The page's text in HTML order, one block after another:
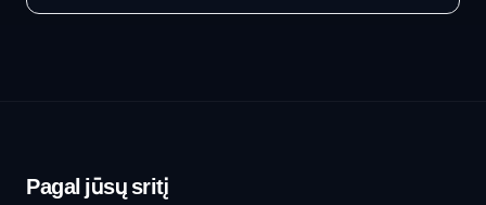
Pagal jūsų sritį